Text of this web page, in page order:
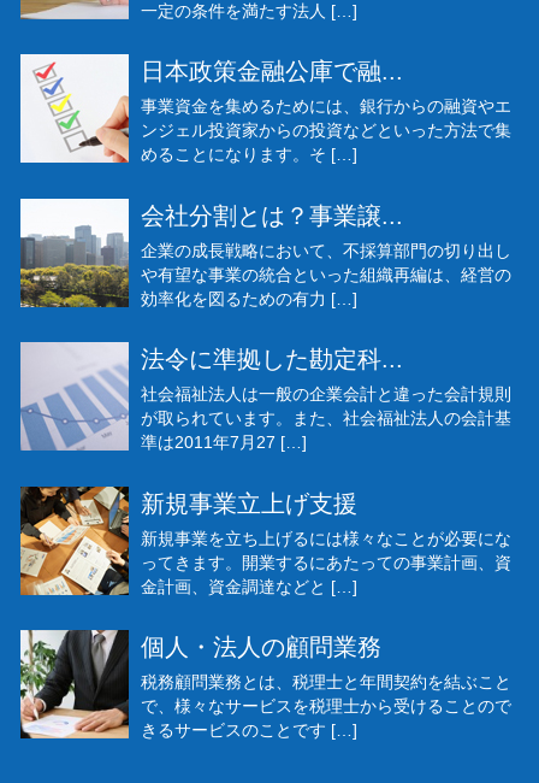
一定の条件を満たす法人 […]
日本政策金融公庫で融...
事業資金を集めるためには、銀行からの融資やエ
ンジェル投資家からの投資などといった方法で集
めることになります。そ […]
会社分割とは？事業譲...
企業の成長戦略において、不採算部門の切り出し
や有望な事業の統合といった組織再編は、経営の
効率化を図るための有力 […]
法令に準拠した勘定科...
社会福祉法人は一般の企業会計と違った会計規則
が取られています。また、社会福祉法人の会計基
準は2011年7月27 […]
新規事業立上げ支援
新規事業を立ち上げるには様々なことが必要にな
ってきます。開業するにあたっての事業計画、資
金計画、資金調達などと […]
個人・法人の顧問業務
税務顧問業務とは、税理士と年間契約を結ぶこと
で、様々なサービスを税理士から受けることので
きるサービスのことです […]